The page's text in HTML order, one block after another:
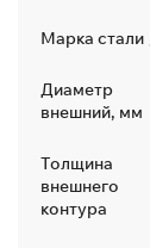
Марка стали
Диаметр
внешний, мм
Толщина
внешнего
контура